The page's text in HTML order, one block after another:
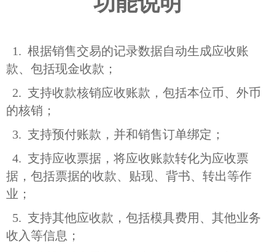
1. 根据销售交易的记录数据自动生成应收账
款、包括现金收款；
2. 支持收款核销应收账款，包括本位币、外币
的核销；
3. 支持预付账款，并和销售订单绑定；
4. 支持应收票据，将应收账款转化为应收票
据，包括票据的收款、贴现、背书、转出等作
业；
5. 支持其他应收款，包括模具费用、其他业务
收入等信息；